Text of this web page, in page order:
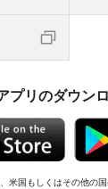
プリのダウン
米国もしくはその他の